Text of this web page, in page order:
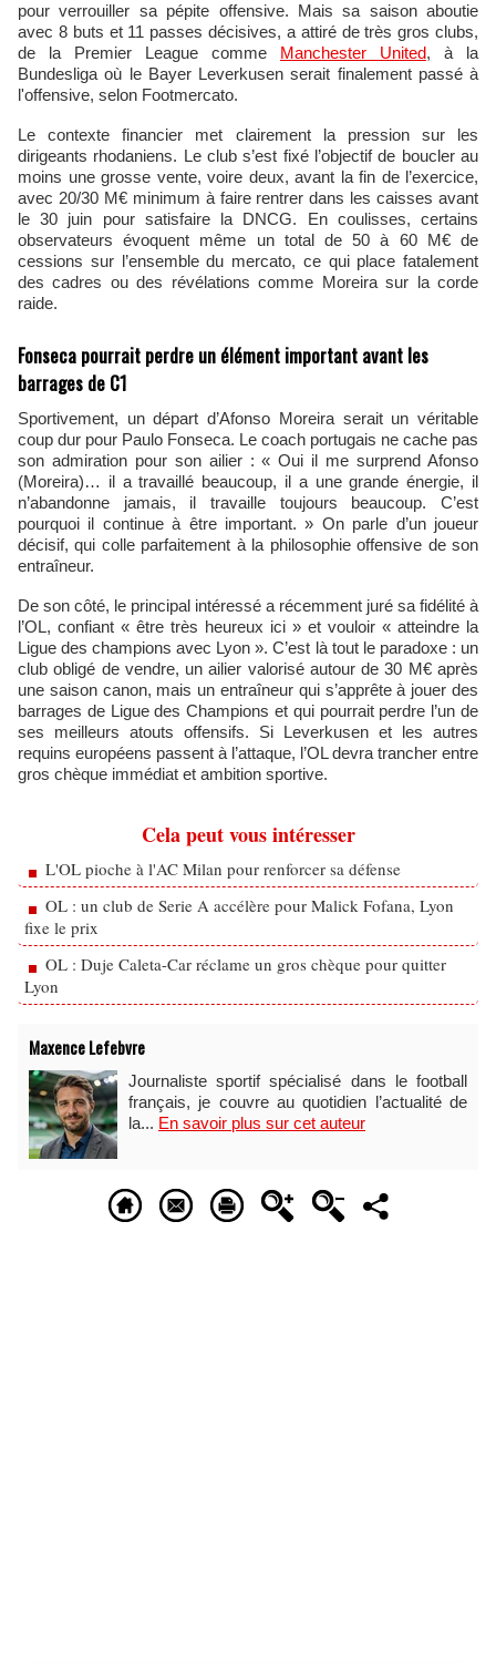
pour verrouiller sa pépite offensive. Mais sa saison aboutie
avec 8 buts et 11 passes décisives, a attiré de très gros clubs,
de la Premier League comme Manchester United, à la
Bundesliga où le Bayer Leverkusen serait finalement passé à
l'offensive, selon Footmercato.
Le contexte financier met clairement la pression sur les
dirigeants rhodaniens. Le club s’est fixé l’objectif de boucler au
moins une grosse vente, voire deux, avant la fin de l’exercice,
avec 20/30 M€ minimum à faire rentrer dans les caisses avant
le 30 juin pour satisfaire la DNCG. En coulisses, certains
observateurs évoquent même un total de 50 à 60 M€ de
cessions sur l’ensemble du mercato, ce qui place fatalement
des cadres ou des révélations comme Moreira sur la corde
raide.
Fonseca pourrait perdre un élément important avant les
barrages de C1
Sportivement, un départ d’Afonso Moreira serait un véritable
coup dur pour Paulo Fonseca. Le coach portugais ne cache pas
son admiration pour son ailier : « Oui il me surprend Afonso
(Moreira)… il a travaillé beaucoup, il a une grande énergie, il
n’abandonne jamais, il travaille toujours beaucoup. C’est
pourquoi il continue à être important. » On parle d’un joueur
décisif, qui colle parfaitement à la philosophie offensive de son
entraîneur.
De son côté, le principal intéressé a récemment juré sa fidélité à
l’OL, confiant « être très heureux ici » et vouloir « atteindre la
Ligue des champions avec Lyon ». C’est là tout le paradoxe : un
club obligé de vendre, un ailier valorisé autour de 30 M€ après
une saison canon, mais un entraîneur qui s’apprête à jouer des
barrages de Ligue des Champions et qui pourrait perdre l’un de
ses meilleurs atouts offensifs. Si Leverkusen et les autres
requins européens passent à l’attaque, l’OL devra trancher entre
gros chèque immédiat et ambition sportive.
Cela peut vous intéresser
L'OL pioche à l'AC Milan pour renforcer sa défense
OL : un club de Serie A accélère pour Malick Fofana, Lyon
fixe le prix
OL : Duje Caleta-Car réclame un gros chèque pour quitter
Lyon
Maxence Lefebvre
Journaliste sportif spécialisé dans le football
français, je couvre au quotidien l’actualité de
la... En savoir plus sur cet auteur